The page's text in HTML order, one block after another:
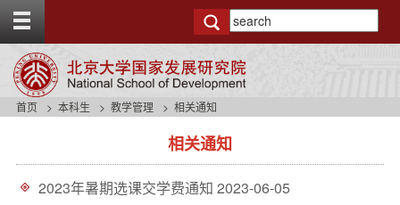
g
t
首页 本科生 教学管理 相关通知
相关通知
2023年暑期选课交学费通知 2023-06-05